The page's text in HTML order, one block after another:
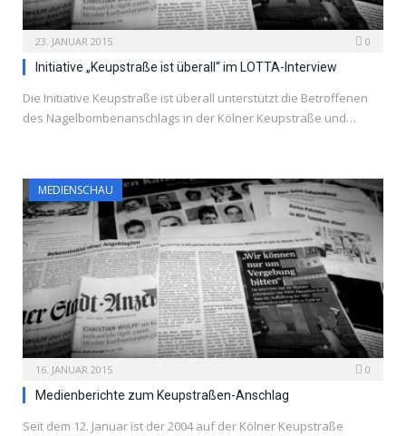
23. JANUAR 2015 0
Initiative „Keupstraße ist überall“ im LOTTA-Interview
Die Initiative Keupstraße ist überall unterstützt die Betroffenen
des Nagelbombenanschlags in der Kölner Keupstraße und…
MEDIENSCHAU
16. JANUAR 2015 0
Medienberichte zum Keupstraßen-Anschlag
Seit dem 12. Januar ist der 2004 auf der Kölner Keupstraße